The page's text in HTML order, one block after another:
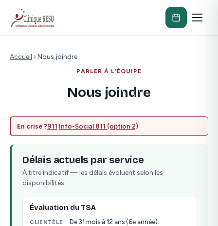
Accueil › Nous joindre
PARLER À L'ÉQUIPE
Nous joindre
En crise ?911·Info-Social 811 (option 2)
Délais actuels par service
À titre indicatif — les délais évoluent selon les
disponibilités.
Évaluation du TSA
CLIENTÈLE De 31 mois à 12 ans (6e année).